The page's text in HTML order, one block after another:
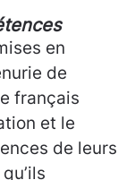
en
de
français
et le
de leurs